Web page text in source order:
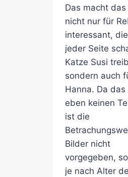
Das macht das
nicht nur für
interessant,
jeder Seite
Katze Susi
sondern auch
Hanna. Da das
eben keinen
ist die
Bilder nicht
vorgegeben,
je nach Alter